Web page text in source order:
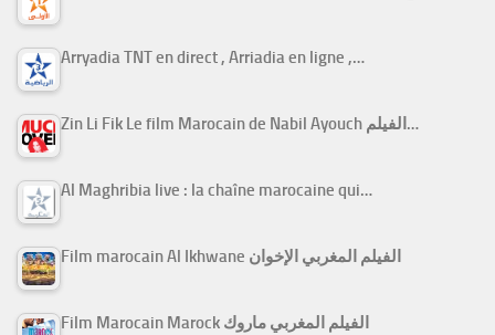
Arryadia TNT en direct , Arriadia en ligne ,…
Zin Li Fik Le film Marocain de Nabil Ayouch الفيلم…
Al Maghribia live : la chaîne marocaine qui…
Film marocain Al Ikhwane الفيلم المغربي الإخوان
Film Marocain Marock الفيلم المغربي ماروك